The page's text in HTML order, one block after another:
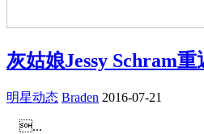
灰姑娘Jessy Schram重
明星动态 Braden 2016-07-21
...